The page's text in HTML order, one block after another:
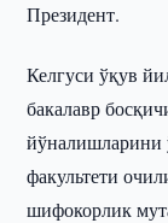
Президент.
Келгуси ўқув
бакалавр
йўналишларини
факультети
шифокорлик